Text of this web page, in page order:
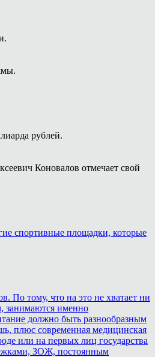
рублей.
Коновалов отмечает свой
спортивные площадки, которые
По тому, что на это не хватает ни
занимаются именно
должно быть разнообразным
плюс современная медицинская
или на первых лиц государства
ЗОЖ, постоянным